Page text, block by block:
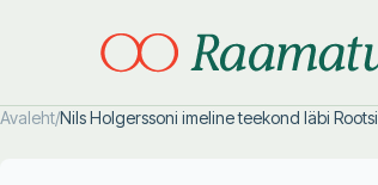
Avaleht/Nils Holgerssoni imeline teekond läbi Rootsi